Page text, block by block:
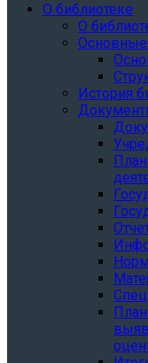
О библиотеке
О
Основные
История